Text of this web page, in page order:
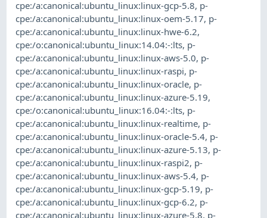
cpe:/a:canonical:ubuntu_linux:linux-gcp-5.8, p-
cpe:/a:canonical:ubuntu_linux:linux-oem-5.17, p-
cpe:/a:canonical:ubuntu_linux:linux-hwe-6.2,
cpe:/o:canonical:ubuntu_linux:14.04:-:lts, p-
cpe:/a:canonical:ubuntu_linux:linux-aws-5.0, p-
cpe:/a:canonical:ubuntu_linux:linux-raspi, p-
cpe:/a:canonical:ubuntu_linux:linux-oracle, p-
cpe:/a:canonical:ubuntu_linux:linux-azure-5.19,
cpe:/o:canonical:ubuntu_linux:16.04:-:lts, p-
cpe:/a:canonical:ubuntu_linux:linux-realtime, p-
cpe:/a:canonical:ubuntu_linux:linux-oracle-5.4, p-
cpe:/a:canonical:ubuntu_linux:linux-azure-5.13, p-
cpe:/a:canonical:ubuntu_linux:linux-raspi2, p-
cpe:/a:canonical:ubuntu_linux:linux-aws-5.4, p-
cpe:/a:canonical:ubuntu_linux:linux-gcp-5.19, p-
cpe:/a:canonical:ubuntu_linux:linux-gcp-6.2, p-
cpe:/a:canonical:ubuntu_linux:linux-azure-5.8, p-